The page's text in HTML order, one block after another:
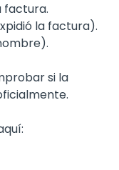
factura.
la factura).
si la